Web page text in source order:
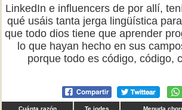
LinkedIn e influencers de por allí,
qué usáis tanta jerga lingüística
que todo dios tiene que aprender
lo que hayan hecho en sus
porque todo es código, código,
Cuánta razón Te jodes Menuda